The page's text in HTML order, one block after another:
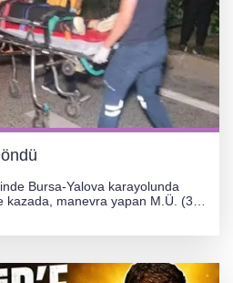
Bursa-Yalova karayolunda
manevra yapan M.Ü. (35)